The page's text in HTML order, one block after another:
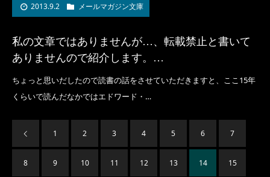
2013.9.2 メールマガジン文庫
私の文章ではありませんが…、転載禁止と書いて
ありませんので紹介します。…
ちょっと思いだしたので読書の話をさせていただきますと、ここ15年
くらいで読んだなかではエドワード・…
1 2 3 4 5 6 7
8 9 10 11 12 13 14 15